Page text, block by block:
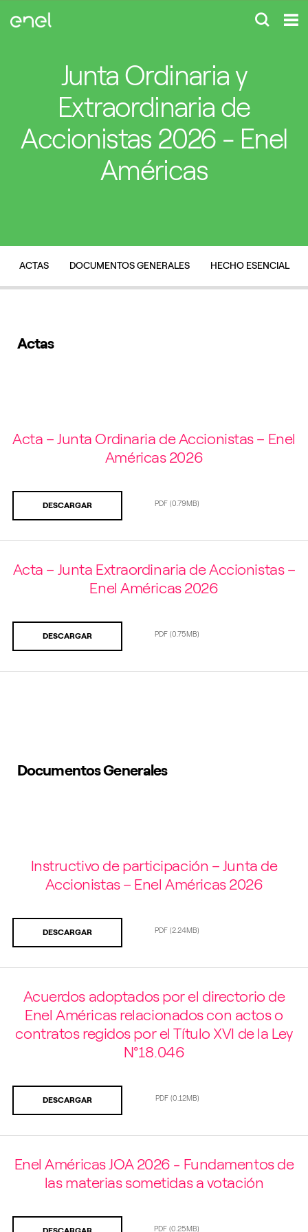
Junta Ordinaria y
Extraordinaria de
Accionistas 2026 - Enel
Américas
ACTAS DOCUMENTOS GENERALES HECHO ESENCIAL
Actas
Acta – Junta Ordinaria de Accionistas – Enel
Américas 2026
PDF (0.79MB)
DESCARGAR
Acta – Junta Extraordinaria de Accionistas –
Enel Américas 2026
PDF (0.75MB)
DESCARGAR
Documentos Generales
Instructivo de participación – Junta de
Accionistas – Enel Américas 2026
PDF (2.24MB)
DESCARGAR
Acuerdos adoptados por el directorio de
Enel Américas relacionados con actos o
contratos regidos por el Título XVI de la Ley
N°18.046
PDF (0.12MB)
DESCARGAR
Enel Américas JOA 2026 - Fundamentos de
las materias sometidas a votación
PDF (0.25MB)